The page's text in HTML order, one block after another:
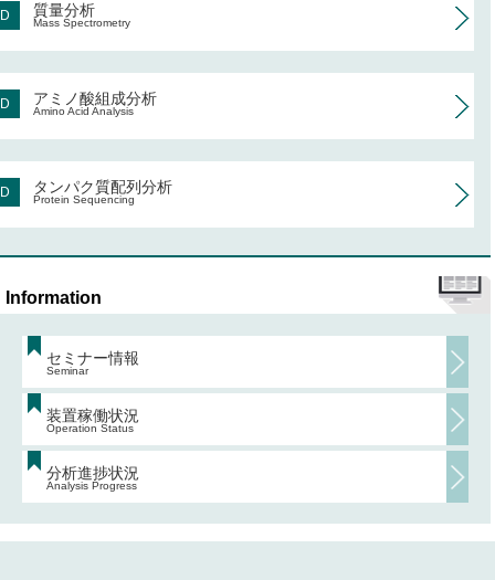
質量分析
Mass Spectrometry
アミノ酸組成分析
Amino Acid Analysis
タンパク質配列分析
Protein Sequencing
Information
セミナー情報
Seminar
装置稼働状況
Operation Status
分析進捗状況
Analysis Progress